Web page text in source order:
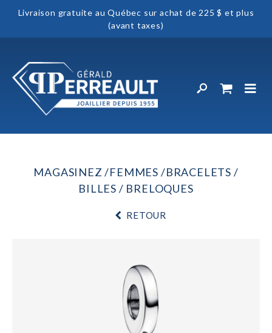
Livraison gratuite au Québec sur achat de 225 $ et plus
(avant taxes)
MAGASINEZ FEMMES
BRACELETS
BILLES / BRELOQUES
RETOUR